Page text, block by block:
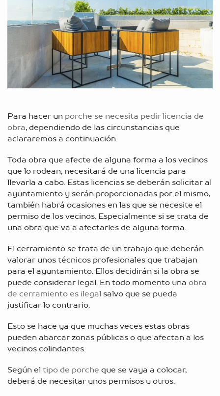
Para hacer un porche se necesita pedir licencia de
obra, dependiendo de las circunstancias que
aclararemos a continuación.
Toda obra que afecte de alguna forma a los vecinos
que lo rodean, necesitará de una licencia para
llevarla a cabo. Estas licencias se deberán solicitar al
ayuntamiento y serán proporcionadas por el mismo,
también habrá ocasiones en las que se necesite el
permiso de los vecinos. Especialmente si se trata de
una obra que va a afectarles de alguna forma.
El cerramiento se trata de un trabajo que deberán
valorar unos técnicos profesionales que trabajan
para el ayuntamiento. Ellos decidirán si la obra se
puede considerar legal. En todo momento una obra
de cerramiento es ilegal salvo que se pueda
justificar lo contrario.
Esto se hace ya que muchas veces estas obras
pueden abarcar zonas públicas o que afectan a los
vecinos colindantes.
Según el tipo de porche que se vaya a colocar,
deberá de necesitar unos permisos u otros.